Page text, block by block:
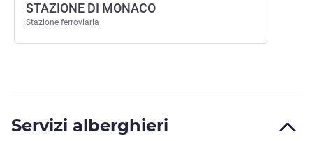
STAZIONE DI MONACO
Stazione ferroviaria
Servizi alberghieri